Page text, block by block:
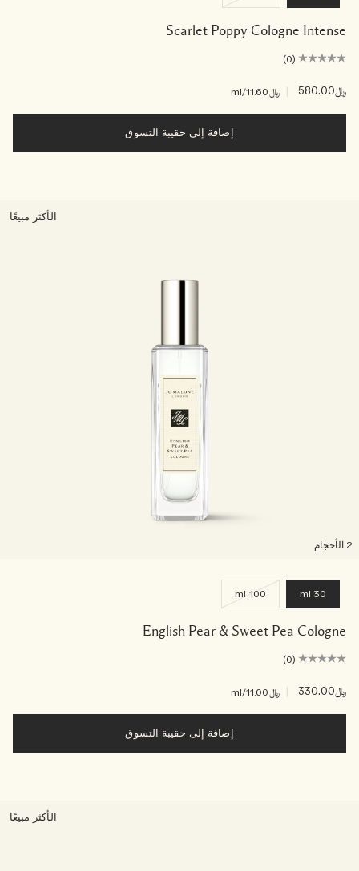
Scarlet Poppy Cologne Intense
(0)
﷼580.00 ﷼11.60 /ml
إضافة إلى حقيبة التسوق
الأكثر مبيعًا
30 ml
100 ml
English Pear & Sweet Pea Cologne
(0)
﷼330.00 ﷼11.00 /ml
إضافة إلى حقيبة التسوق
الأكثر مبيعًا